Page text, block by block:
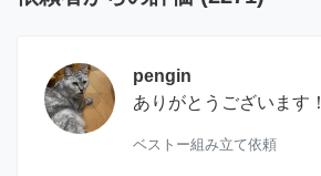
pengin
ありがとうございます！
ベストー組み立て依頼